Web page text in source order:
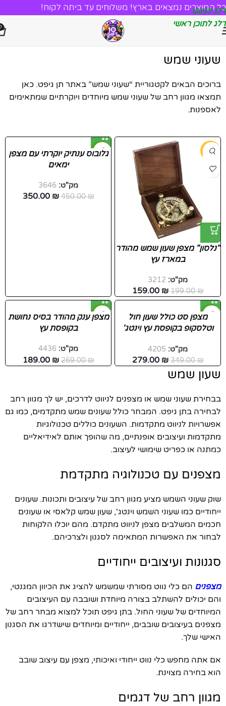
דלג לניווט
דלג לתוכן ראשי
כל המוצרים נמצאים בארץ! משלוחים עד ביתה לקוח!
שעוני שמש
ברוכים הבאים לקטגוריית “שעוני שמש” באתר תן גיפט. כאן
תמצאו מגוון רחב של שעוני שמש מיוחדים ויוקרתיים שמתאימים
לאספנות.
-20%
"נלסון" מצפן שעון שמש מהודר
במארז עץ
מק"ט: 3212
199.00₪
159.00 ₪
-22%
גלובוס ענתיק יוקרתי עם מצפן
ימאים
מק"ט: 3646
450.00₪
350.00 ₪
-20%מצפן סט כולל שעון חול
וטלסקופ בקופסת עץ וינטג'
לאוהבי ים
מק"ט: 4205
349.00₪
279.00 ₪
-30%
מצפן ענק מהודר בסיס נחושת
בקופסת עץ
מק"ט: 4436
269.00₪
189.00 ₪
שעון שמש
בבחירת שעוני שמש או מצפנים לניווט לדרכים, יש לך מגוון רחב
לבחירה בתן גיפט. המבחר כולל שעונים שמש מתקדמים, כמו גם
אפשרויות לניווט מתקדמות. השעונים כוללים טכנולוגיות
מתקדמות ועיצובים אופנתיים, מה שהופך אותם לאידיאליים
כמתנה או כפריט שימושי לעיצוב.
מצפנים עם טכנולוגיה מתקדמת
שוק שעוני השמש מציע מגוון רחב של עיצובים ותכונות. שעונים
ייחודיים כמו שעוני השמש וינטג', שעון שמש קלאסי או שעונים
חכמים המשלבים מצפן לניווט מתקדם. מהם יוכלו הלקוחות
לבחור את האפשרות המתאימה לסגנון ולצרכיהם.
סגנונות ועיצובים ייחודיים
מצפנים הם כלי נווט מסורתי שמשמש להציג את הכיוון המגנטי,
והם יכולים להשתלב בצורה מיוחדת ושובבה עם העיצובים
המיוחדים של שעוני החול. בתן גיפט תוכל למצוא מבחר רחב של
מצפנים בעיצובים שובבים, ייחודיים ומיוחדים שישדרגו את הסגנון
האישי שלך.
אם אתה מחפש כלי נווט ייחודי ואיכותי, מצפן עם עיצוב שובב
הוא בחירה מצוינת.
מגוון רחב של דגמים